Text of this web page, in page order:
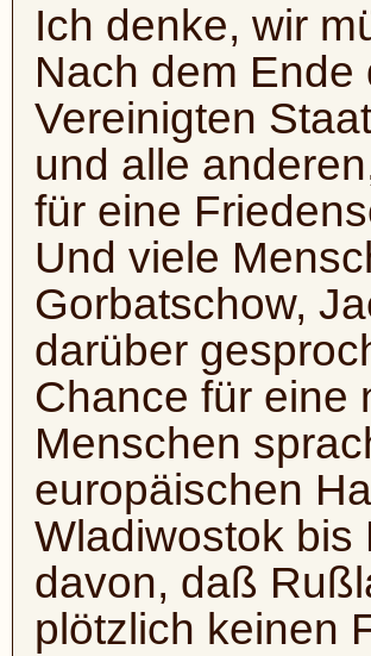
Ich denke, wir
Nach dem
Vereinigten
und alle
für eine
Und viele
Gorbatschow,
darüber
Chance für eine
Menschen
europäischen
Wladiwostok bis
davon, daß
plötzlich keinen